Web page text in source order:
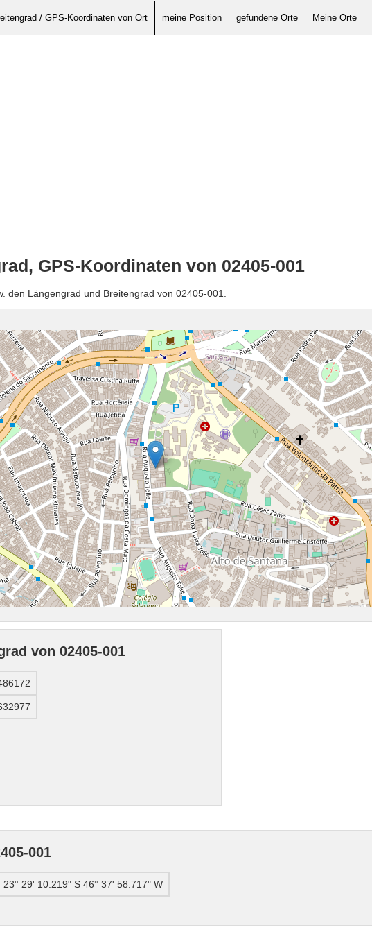
/ GPS-Koordinaten von Ort meine Position gefundene Orte Meine Orte
GPS-Koordinaten von 02405-001
den Längengrad und Breitengrad von 02405-001.
von 02405-001
001
23° 29' 10.219" S 46° 37' 58.717" W